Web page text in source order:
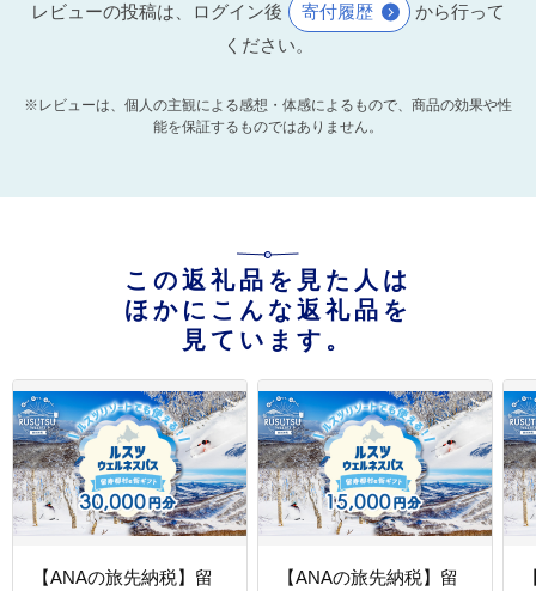
レビューの投稿は、ログイン後 寄付履歴
から行って
ください。
※レビューは、個人の主観による感想・体感によるもので、商品の効果や性
能を保証するものではありません。
この返礼品を見た人は
ほかにこんな返礼品を
見ています。
【ANAの旅先納税】留
【ANAの旅先納税】留